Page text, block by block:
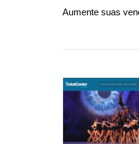
Aumente suas